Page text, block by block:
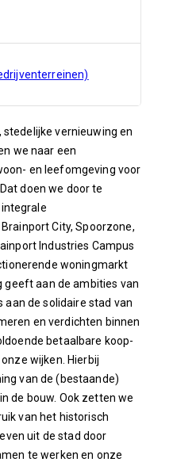
stedelijke vernieuwing en
we naar een
en leefomgeving voor
doen we door te
City, Spoorzone,
Industries Campus
woningmarkt
geeft aan de ambities van
aan de solidaire stad van
en verdichten binnen
betaalbare koop-
wijken. Hierbij
van de (bestaande)
de bouw. Ook zetten we
van het historisch
uit de stad door
te werken en onze